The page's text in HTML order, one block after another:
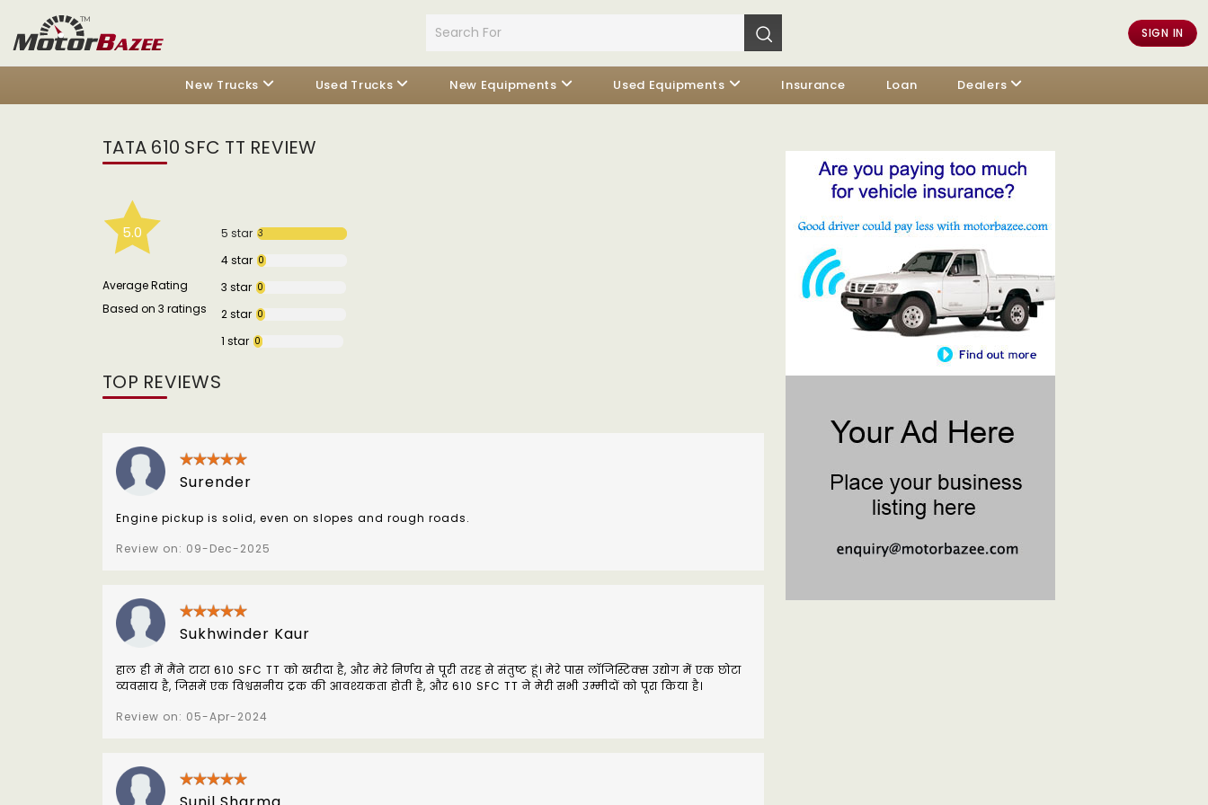
SIGN IN
New Trucks Used Trucks New Equipments Used Equipments Insurance Loan Dealers
TATA 610 SFC TT REVIEW
5.0
Average Rating
Based on 3 ratings
5 star 3
4 star 0
3 star 0
2 star 0
1 star 0
TOP REVIEWS
Surender
Engine pickup is solid, even on slopes and rough roads.
Review on: 09-Dec-2025
Sukhwinder Kaur
हाल ही में मैंने टाटा 610 SFC TT को खरीदा है, और मेरे निर्णय से पूरी तरह से संतुष्ट हूं। मेरे पास लॉजिस्टिक्स उद्योग में एक छोटा
व्यवसाय है, जिसमें एक विश्वसनीय ट्रक की आवश्यकता होती है, और 610 SFC TT ने मेरी सभी उम्मीदों को पूरा किया है।
Review on: 05-Apr-2024